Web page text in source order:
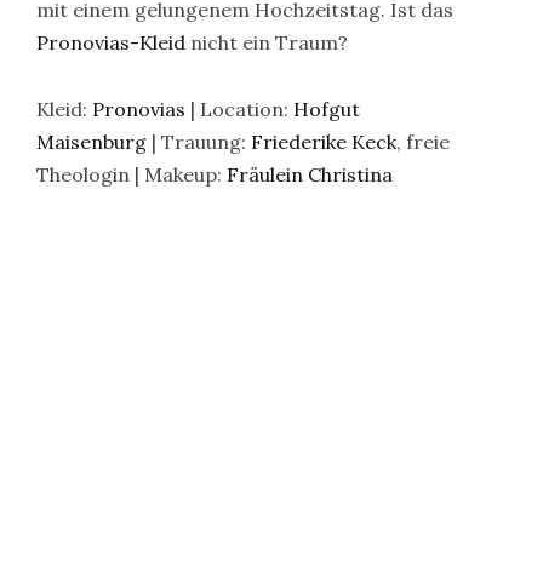
mit einem gelungenem Hochzeitstag. Ist das
Pronovias-Kleid nicht ein Traum?
Kleid: Pronovias | Location: Hofgut
Maisenburg | Trauung: Friederike Keck, freie
Theologin | Makeup: Fräulein Christina